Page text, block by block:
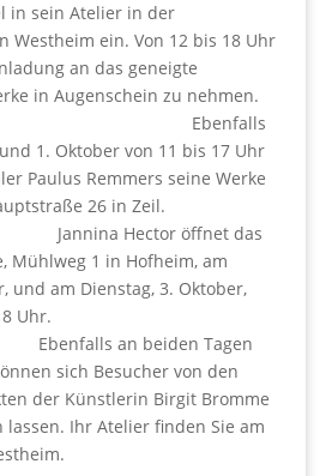
in sein Atelier in der
Westheim ein. Von 12 bis 18 Uhr
an das geneigte
in Augenschein zu nehmen.
1. Oktober von 11 bis 17 Uhr
Paulus Remmers seine Werke
Hauptstraße 26 in Zeil.
öffnet das
Mühlweg 1 in Hofheim, am
und am Dienstag, 3. Oktober,
11 bis 18 Uhr.
beiden Tagen
sich Besucher von den
der Künstlerin Birgit Bromme
lassen. Ihr Atelier finden Sie am
2 in Westheim.